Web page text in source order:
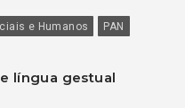
e Humanos
PAN
língua gestual